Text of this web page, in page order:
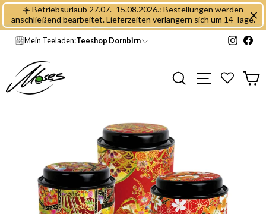
Direkt
zum
Inhalt
☀️ Betriebsurlaub 27.07.–15.08.2026.: Bestellungen werden
anschließend bearbeitet. Lieferzeiten verlängern sich um 14 Tage.
Mein Teeladen:Teeshop Dornbirn
Suche